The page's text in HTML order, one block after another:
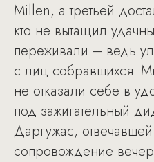
Millen, а третьей
кто не вытащил
переживали – ведь
с лиц собравшихся.
не отказали себе в
под зажигательный
Даргужас,
сопровождение